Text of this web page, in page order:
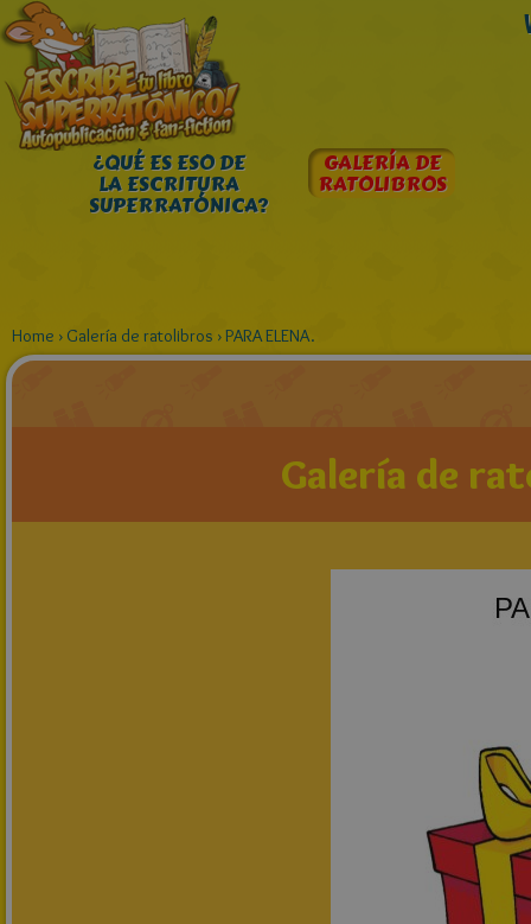
¿QUÉ ES ESO DE
LA ESCRITURA
SUPERRATÓNICA?
GALERÍA DE
RATOLIBROS
Home › Galería de ratolibros ›PARA ELENA.
Galería de